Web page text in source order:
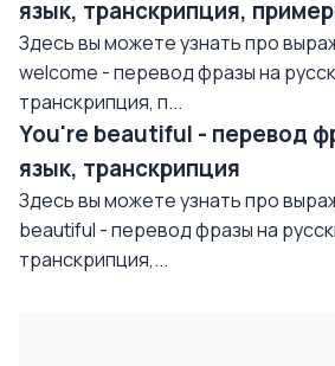
язык, транскрипция,
Здесь вы можете узнать про
welcome - перевод фразы на
транскрипция, п...
You're beautiful - перевод
язык, транскрипция
Здесь вы можете узнать про
beautiful - перевод фразы на
транскрипция,...